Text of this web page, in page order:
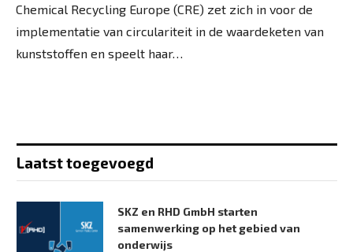
Chemical Recycling Europe (CRE) zet zich in voor de
implementatie van circulariteit in de waardeketen van
kunststoffen en speelt haar…
Laatst toegevoegd
SKZ en RHD GmbH starten
samenwerking op het gebied van
onderwijs